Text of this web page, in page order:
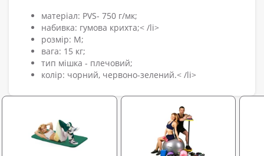
матеріал: PVS- 750 г/мк;
набивка: гумова крихта;< /li>
розмір: М;
вага: 15 кг;
тип мішка - плечовий;
колір: чорний, червоно-зелений.< /li>